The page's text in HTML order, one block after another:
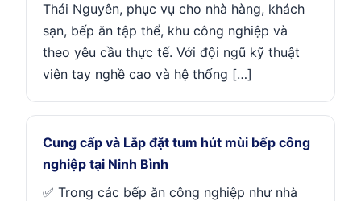
Thái Nguyên, phục vụ cho nhà hàng, khách
sạn, bếp ăn tập thể, khu công nghiệp và
theo yêu cầu thực tế. Với đội ngũ kỹ thuật
viên tay nghề cao và hệ thống […]
Cung cấp và Lắp đặt tum hút mùi bếp công
nghiệp tại Ninh Bình
✅ Trong các bếp ăn công nghiệp như nhà